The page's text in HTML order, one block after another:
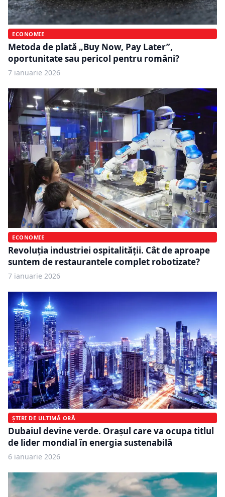
ECONOMIE
Metoda de plată „Buy Now, Pay Later”,
oportunitate sau pericol pentru români?
7 ianuarie 2026
ECONOMIE
Revoluția industriei ospitalității. Cât de aproape
suntem de restaurantele complet robotizate?
7 ianuarie 2026
ȘTIRI DE ULTIMĂ ORĂ
Dubaiul devine verde. Orașul care va ocupa titlul
de lider mondial în energia sustenabilă
6 ianuarie 2026